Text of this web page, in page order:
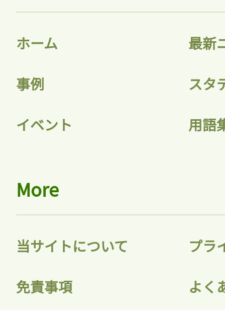
ホーム 最新
事例 スタ
イベント 用語
More
当サイトについて プラ
免責事項 よく